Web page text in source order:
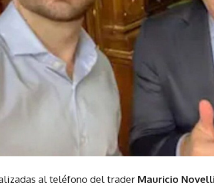
al teléfono del trader Mauricio